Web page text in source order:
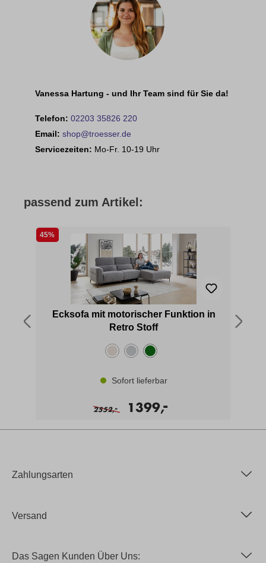
Vanessa Hartung - und Ihr Team sind für Sie da!
Telefon: 02203 35826 220
Email: shop@troesser.de
Servicezeiten: Mo-Fr. 10-19 Uhr
passend zum Artikel:
45%
Ecksofa mit motorischer Funktion in
Retro Stoff
Sofort lieferbar
2552,
- 1399,
-
Zahlungsarten
Versand
Das Sagen Kunden Über Uns: